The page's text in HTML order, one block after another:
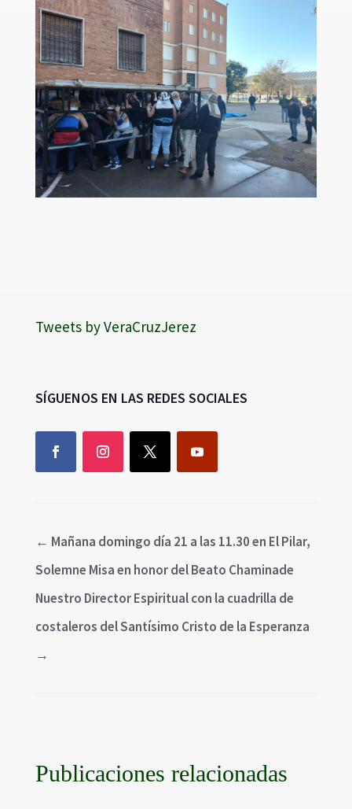
Tweets by VeraCruzJerez
SÍGUENOS EN LAS REDES SOCIALES
← Mañana domingo día 21 a las 11.30 en El Pilar,
Solemne Misa en honor del Beato Chaminade
Nuestro Director Espiritual con la cuadrilla de
costaleros del Santísimo Cristo de la Esperanza
→
Publicaciones relacionadas